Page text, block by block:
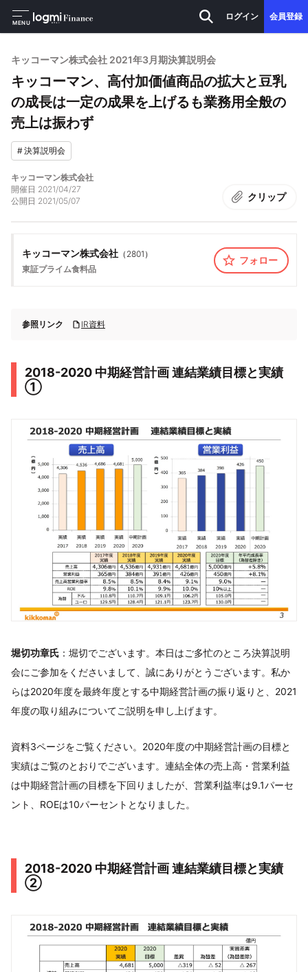
MENU
ログイン 会員登録
キッコーマン株式会社 2021年3月期決算説明会
キッコーマン、高付加価値商品の拡大と豆乳
の成長は一定の成果を上げるも業務用全般の
売上は振わず
#決算説明会
キッコーマン株式会社
開催日 2021/04/27
公開日 2021/05/07 クリップ
キッコーマン株式会社 （ 2801 ）
東証プライム食料品
フォロー
参照リンク IR資料
2018-2020 中期経営計画 連結業績⽬標と実績
①
堀切功章氏 ：堀切でございます。本日はご多忙のところ決算説明
会にご参加をくださいまして、誠にありがとうございます。私か
らは2020年度を最終年度とする中期経営計画の振り返りと、2021
年度の取り組みについてご説明を申し上げます。
資料3ページをご覧ください。2020年度の中期経営計画の目標と
実績はご覧のとおりでございます。連結全体の売上高・営業利益
は中期経営計画の目標を下回りましたが、営業利益率は9.1パーセ
ント、ROEは10パーセントとなりました。
2018-2020 中期経営計画 連結業績⽬標と実績
②